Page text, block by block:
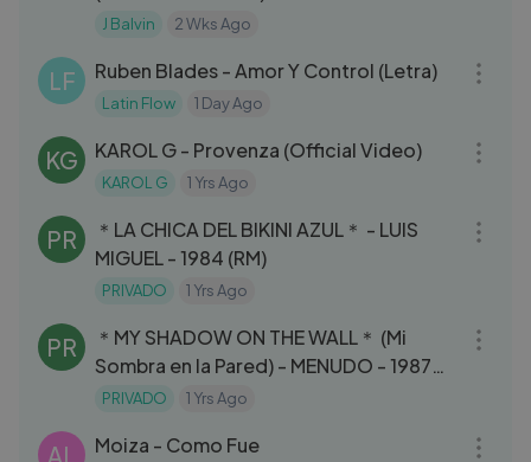
J Balvin 2 Wks Ago
LF Ruben Blades - Amor Y Control (Letra)
Latin Flow 1 Day Ago
KG KAROL G - Provenza (Official Video)
KAROL G 1 Yrs Ago
PR
＊LA CHICA DEL BIKINI AZUL＊ - LUIS
MIGUEL - 1984 (RM)
PRIVADO 1 Yrs Ago
PR
＊MY SHADOW ON THE WALL＊ (Mi
Sombra en la Pared) - MENUDO - 1987
(REMASTERIZADO) (RAREZA)
PRIVADO 1 Yrs Ago
AL Moiza - Como Fue